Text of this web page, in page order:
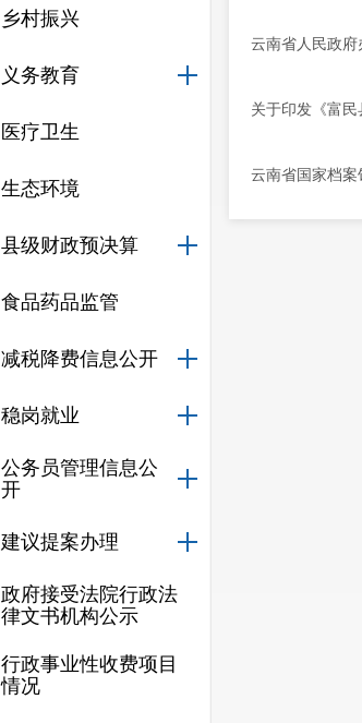
乡村振兴
义务教育
医疗卫生
生态环境
县级财政预决算
食品药品监管
减税降费信息公开
稳岗就业
公务员管理信息公
开
建议提案办理
政府接受法院行政法
律文书机构公示
行政事业性收费项目
情况
云南省人民政府
关于印发《富
云南省国家档案